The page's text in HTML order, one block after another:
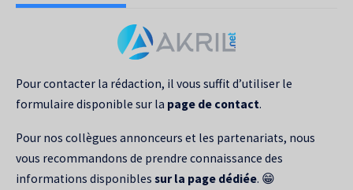
recherche
Pour contacter la rédaction, il vous suffit d’utiliser le
formulaire disponible sur la page de contact.
Pour nos collègues annonceurs et les partenariats, nous
vous recommandons de prendre connaissance des
informations disponibles sur la page dédiée. 😁